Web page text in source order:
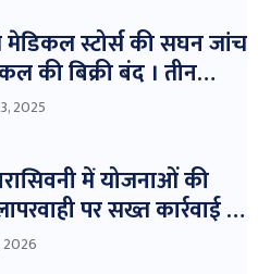
मेडिकल स्टोर्स की सघन जांच
की बिक्री बंद । तीन
जांच हेतु भेजे ।
2025
में योजनाओं की
पर सख्त कार्रवाई के
2026